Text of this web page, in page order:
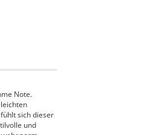
Note.
sich dieser
und